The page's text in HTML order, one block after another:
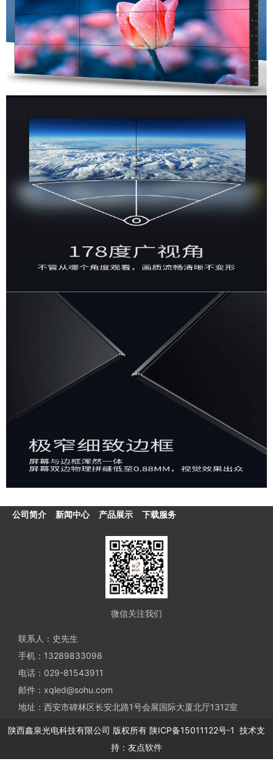
公司简介 新闻中心 产品展示 下载服务
微信关注我们
联系人：史先生
手机：13289833098
电话：029-81543911
邮件：xqled@sohu.com
地址：西安市碑林区长安北路1号会展国际大厦北厅1312室
陕西鑫泉光电科技有限公司 版权所有 陕ICP备15011122号-1 技术支
持： 友点软件